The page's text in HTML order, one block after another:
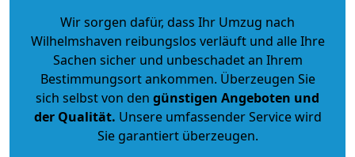
Wir sorgen dafür, dass Ihr Umzug nach
Wilhelmshaven reibungslos verläuft und alle Ihre
Sachen sicher und unbeschadet an Ihrem
Bestimmungsort ankommen. Überzeugen Sie
sich selbst von den günstigen Angeboten und
der Qualität. Unsere umfassender Service wird
Sie garantiert überzeugen.